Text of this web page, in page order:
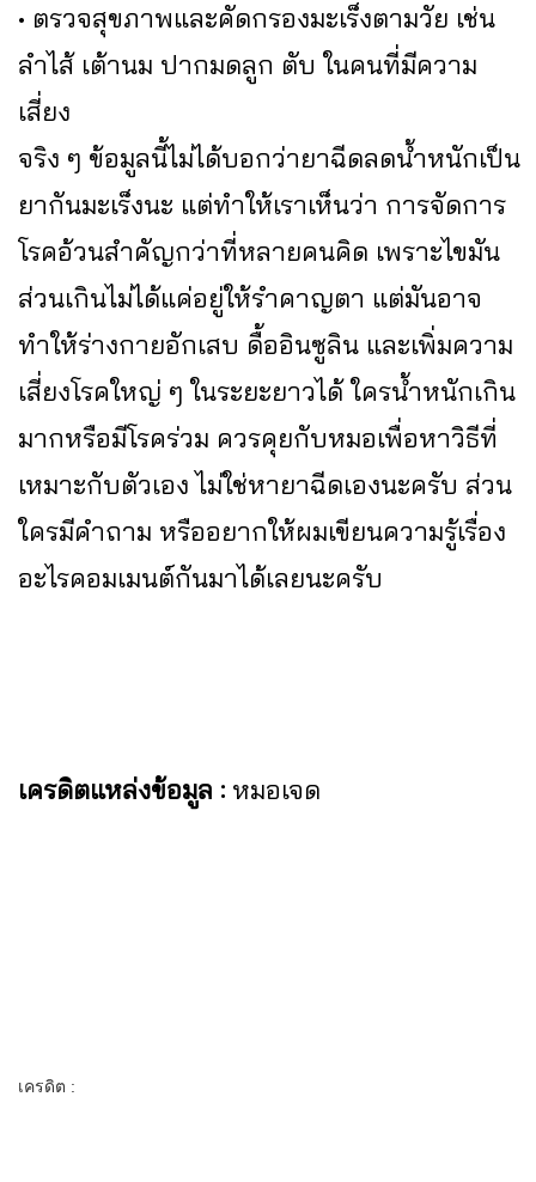
• ตรวจสุขภาพและคัดกรองมะเร็งตามวัย เช่น
ลำไส้ เต้านม ปากมดลูก ตับ ในคนที่มีความ
เสี่ยง
จริง ๆ ข้อมูลนี้ไม่ได้บอกว่ายาฉีดลดน้ำหนักเป็น
ยากันมะเร็งนะ แต่ทำให้เราเห็นว่า การจัดการ
โรคอ้วนสำคัญกว่าที่หลายคนคิด เพราะไขมัน
ส่วนเกินไม่ได้แค่อยู่ให้รำคาญตา แต่มันอาจ
ทำให้ร่างกายอักเสบ ดื้ออินซูลิน และเพิ่มความ
เสี่ยงโรคใหญ่ ๆ ในระยะยาวได้ ใครน้ำหนักเกิน
มากหรือมีโรคร่วม ควรคุยกับหมอเพื่อหาวิธีที่
เหมาะกับตัวเอง ไม่ใช่หายาฉีดเองนะครับ ส่วน
ใครมีคำถาม หรืออยากให้ผมเขียนความรู้เรื่อง
อะไรคอมเมนต์กันมาได้เลยนะครับ
เครดิตแหล่งข้อมูล : หมอเจด
เครดิต :